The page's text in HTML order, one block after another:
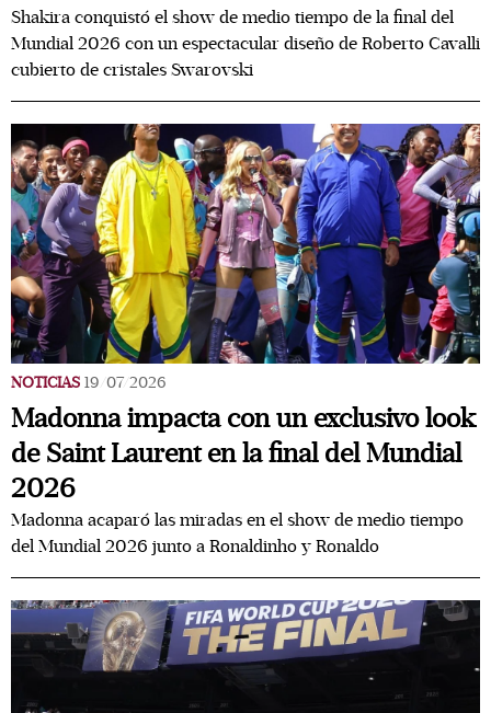
Shakira conquistó el show de medio tiempo de la final del
Mundial 2026 con un espectacular diseño de Roberto Cavalli
cubierto de cristales Swarovski
NOTICIAS 19/07/2026
Madonna impacta con un exclusivo look
de Saint Laurent en la final del Mundial
2026
Madonna acaparó las miradas en el show de medio tiempo
del Mundial 2026 junto a Ronaldinho y Ronaldo